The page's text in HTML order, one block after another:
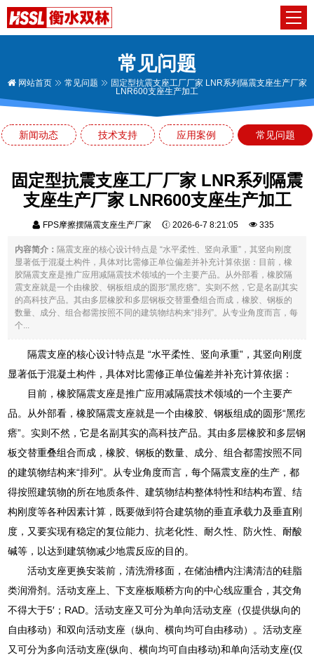
常见问题
网站首页 常见问题
固定型抗震支座工厂厂家 LNR系列隔震支座生产厂家
LNR600支座生产加工
新闻动态 技术支持 应用案例 常见问题
固定型抗震支座工厂厂家 LNR系列隔震
支座生产厂家 LNR600支座生产加工
FPS摩擦摆隔震支座生产厂家 2026-6-7 8:21:05 335
内容简介：隔震支座的核心设计特点是 “水平柔性、竖向承重”，其竖向刚度
显著低于混凝土构件，具体对比需修正单位偏差并补充计算依据：目前，橡
胶隔震支座是推广应用减隔震技术领域的一个主要产品。从外部看，橡胶隔
震支座就是一个由橡胶、钢板组成的圆形“黑疙瘩”。实则不然，它是名副其实
的高科技产品。其由多层橡胶和多层钢板交替重叠组合而成，橡胶、钢板的
数量、成分、组合都需按照不同的建筑物结构来“排列”。从专业角度而言，每
个...
隔震支座的核心设计特点是 “水平柔性、竖向承重”，其竖向刚度
显著低于混凝土构件，具体对比需修正单位偏差并补充计算依据：
目前，橡胶隔震支座是推广应用减隔震技术领域的一个主要产
品。从外部看，橡胶隔震支座就是一个由橡胶、钢板组成的圆形“黑疙
瘩”。实则不然，它是名副其实的高科技产品。其由多层橡胶和多层钢
板交替重叠组合而成，橡胶、钢板的数量、成分、组合都需按照不同
的建筑物结构来“排列”。从专业角度而言，每个隔震支座的生产，都
得按照建筑物的所在地质条件、建筑物结构整体特性和结构布置、结
构刚度等各种因素计算，既要做到符合建筑物的垂直承载力及垂直刚
度，又要实现有稳定的复位能力、抗老化性、耐久性、防火性、耐酸
碱等，以达到建筑物减少地震反应的目的。
活动支座更换安装前，清洗滑移面，在储油槽内注满清洁的硅脂
类润滑剂。活动支座上、下支座板顺桥方向的中心线应重合，其交角
不得大于5′；RAD。活动支座又可分为单向活动支座（仅提供纵向的
自由移动）和双向活动支座（纵向、横向均可自由移动）。活动支座
又可分为多向活动支座(纵向、横向均可自由移动)和单向活动支座(仅